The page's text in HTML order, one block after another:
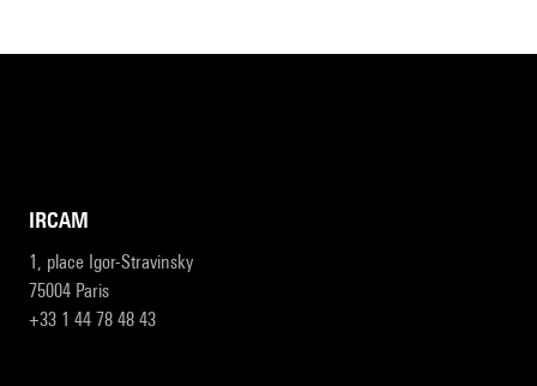
IRCAM
1, place Igor-Stravinsky
75004 Paris
+33 1 44 78 48 43